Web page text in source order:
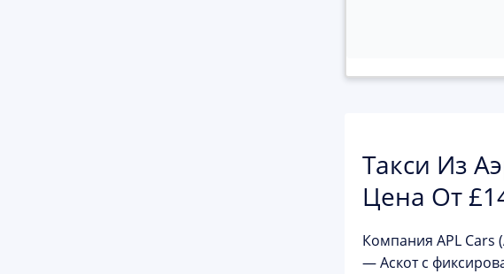
Такси Из
Цена От
Компания APL Cars
— Аскотс